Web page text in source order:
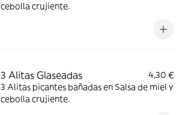
cebolla crujiente.
3 Alitas Glaseadas
4,30 €
3 Alitas picantes bañadas en Salsa de miel y
cebolla crujiente.